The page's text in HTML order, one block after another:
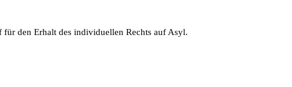
für den Erhalt des individuellen Rechts auf Asyl.